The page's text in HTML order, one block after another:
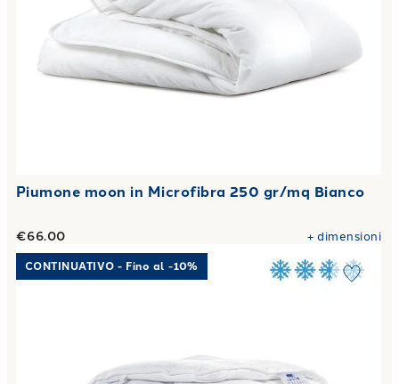
Piumone moon in Microfibra 250 gr/mq Bianco
€66.00 +dimensioni
Link to "Piumone Gran tepore in Aloe Vera 300 gr/mq
CONTINUATIVO - Fino al -10%